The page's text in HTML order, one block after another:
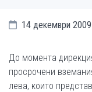
14 декември 2009
До момента
просрочени
лева, които